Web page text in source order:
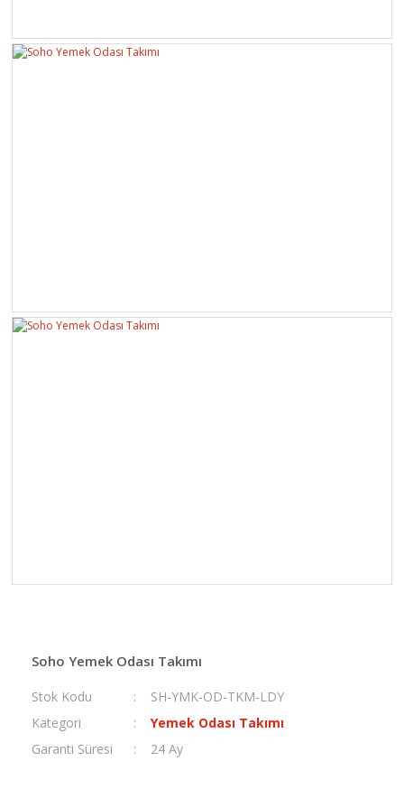
Soho Yemek Odası Takımı
Stok Kodu
SH-YMK-OD-TKM-LDY
Kategori
Yemek Odası Takımı
Garanti Süresi
24 Ay